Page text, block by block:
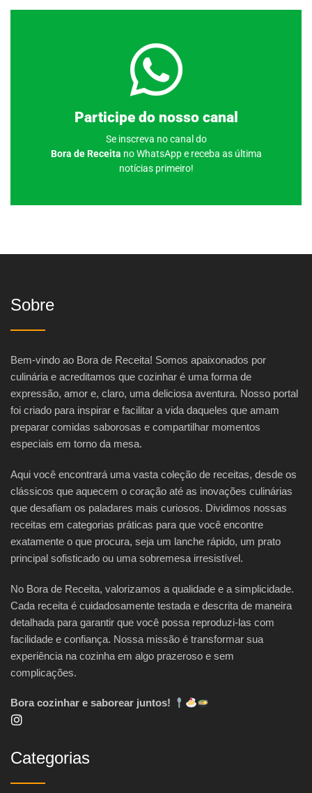
Participe do nosso canal
Se inscreva no canal do
Bora de Receita no WhatsApp e receba as última
notícias primeiro!
Clique aqui
Sobre
Bem-vindo ao Bora de Receita! Somos apaixonados por
culinária e acreditamos que cozinhar é uma forma de
expressão, amor e, claro, uma deliciosa aventura. Nosso portal
foi criado para inspirar e facilitar a vida daqueles que amam
preparar comidas saborosas e compartilhar momentos
especiais em torno da mesa.
Aqui você encontrará uma vasta coleção de receitas, desde os
clássicos que aquecem o coração até as inovações culinárias
que desafiam os paladares mais curiosos. Dividimos nossas
receitas em categorias práticas para que você encontre
exatamente o que procura, seja um lanche rápido, um prato
principal sofisticado ou uma sobremesa irresistível.
No Bora de Receita, valorizamos a qualidade e a simplicidade.
Cada receita é cuidadosamente testada e descrita de maneira
detalhada para garantir que você possa reproduzi-las com
facilidade e confiança. Nossa missão é transformar sua
experiência na cozinha em algo prazeroso e sem
complicações.
Bora cozinhar e saborear juntos!
Categorias